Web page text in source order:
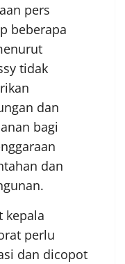
pers
beberapa
tidak
dan
bagi
dan
kepala
perlu
dan dicopot